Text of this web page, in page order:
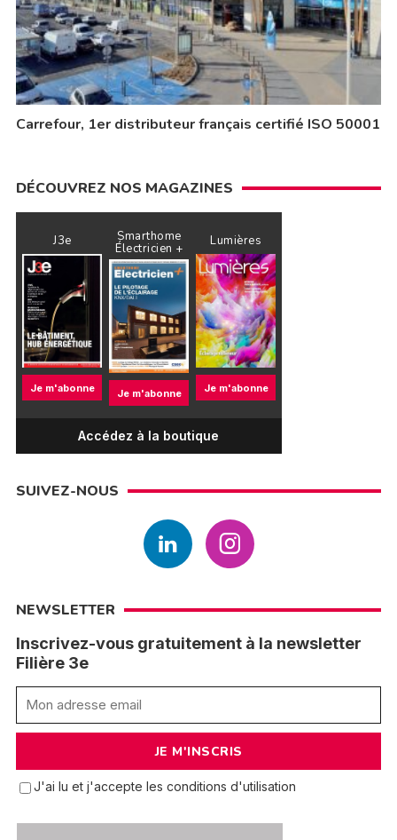
Carrefour, 1er distributeur français certifié ISO 50001
DÉCOUVREZ NOS MAGAZINES
J3e
Je m'abonne
Smarthome
Électricien +
Je m'abonne
Lumières
Je m'abonne
Accédez à la boutique
SUIVEZ-NOUS
NEWSLETTER
Inscrivez-vous gratuitement à la newsletter
Filière 3e
J'ai lu et j'accepte les conditions d'utilisation